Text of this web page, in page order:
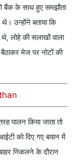
बैंक के साथ हुए समझौता
उन्होंने बताया कि
लोहे की सलाखों वाला
बैठाकर मेज पर नोटों की
पालन किया जाता तो
को दिए गए बयान में
निकलने के दौरान